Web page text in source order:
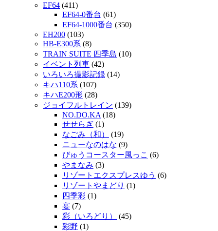
EF64 (411)
EF64-0番台 (61)
EF64-1000番台 (350)
EH200 (103)
HB-E300系 (8)
TRAIN SUITE 四季島 (10)
イベント列車 (42)
いろいろ撮影記録 (14)
キハ110系 (107)
キハE200形 (28)
ジョイフルトレイン (139)
NO.DO.KA (18)
せせらぎ (1)
なごみ（和）
(19)
ニューなのはな (9)
びゅうコースター風っこ (6)
やまなみ (3)
リゾートエクスプレスゆう (6)
リゾートやまどり (1)
四季彩 (1)
宴 (7)
彩（いろどり）
(45)
彩野 (1)